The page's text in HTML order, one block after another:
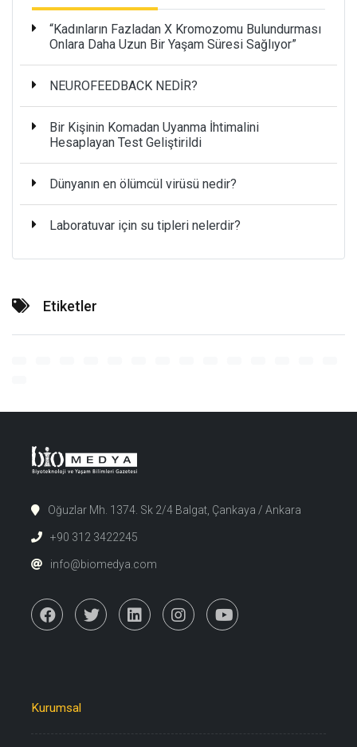
“Kadınların Fazladan X Kromozomu Bulundurması
Onlara Daha Uzun Bir Yaşam Süresi Sağlıyor”
NEUROFEEDBACK NEDİR?
Bir Kişinin Komadan Uyanma İhtimalini
Hesaplayan Test Geliştirildi
Dünyanın en ölümcül virüsü nedir?
Laboratuvar için su tipleri nelerdir?
Etiketler
Oğuzlar Mh. 1374. Sk 2/4 Balgat, Çankaya / Ankara
+90 312 3422245
info@biomedya.com
Kurumsal